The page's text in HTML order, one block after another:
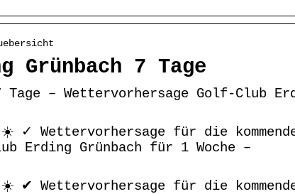
Grünbach 7 Tage
– Wettervorhersage Golf-Club
✓ Wettervorhersage für die
Erding Grünbach für 1 Woche –
✔ Wettervorhersage für die